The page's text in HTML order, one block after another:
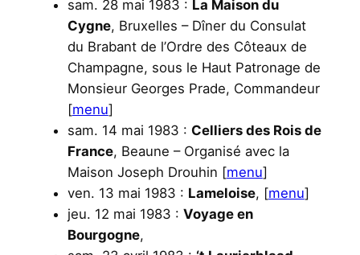
sam. 28 mai 1983 : La Maison du
Cygne, Bruxelles – Dîner du Consulat
du Brabant de l’Ordre des Côteaux de
Champagne, sous le Haut Patronage de
Monsieur Georges Prade, Commandeur
[menu]
sam. 14 mai 1983 : Celliers des Rois de
France, Beaune – Organisé avec la
Maison Joseph Drouhin [menu]
ven. 13 mai 1983 : Lameloise, [menu]
jeu. 12 mai 1983 : Voyage en
Bourgogne,